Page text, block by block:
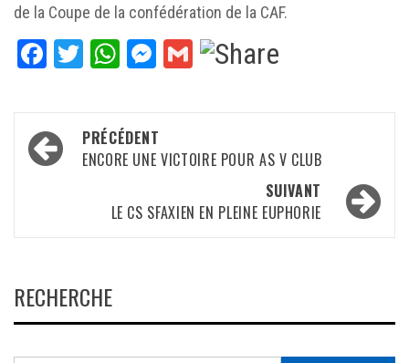
de la Coupe de la confédération de la CAF.
Facebook
TwitterWhatsApp
Messenger
Gmail
Navigation
d’article
PRÉCÉDENT
ENCORE UNE VICTOIRE POUR AS V CLUB
SUIVANT
LE CS SFAXIEN EN PLEINE EUPHORIE
RECHERCHE